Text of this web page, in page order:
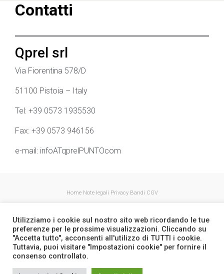
Contatti
Qprel srl
Via Fiorentina 578/D
51100 Pistoia – Italy
Tel: +39 0573 1935530
Fax: +39 0573 946156
e-mail: infoATqprelPUNTOcom
Home Note legali Privacy Bandi CGV
Utilizziamo i cookie sul nostro sito web ricordando le tue
preferenze per le prossime visualizzazioni. Cliccando su
"Accetta tutto", acconsenti all'utilizzo di TUTTI i cookie.
Tuttavia, puoi visitare "Impostazioni cookie" per fornire il
consenso controllato.